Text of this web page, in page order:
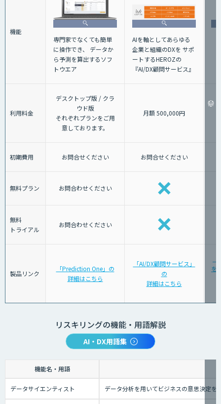
機能
専門家でなくても簡単
に操作でき、 データか
ら予測を算出するソフ
トウエア
AIを軸としてあらゆる
企業と組織のDXを サポ
ートするHEROZの
『AI/DX顧問サービス』
利用料金
デスクトップ版 / クラ
ウド版
それぞれプランをご用
意しております。
月額 500,000円
初期費用 お問合せください お問合せください
無料プラン お問合わせください
無料
トライアル
お問合わせください
製品リンク
「Prediction One」の
詳細はこちら
「AI/DX顧問サービス」
の
詳細はこちら
を
リスキリングの機能・用語解説
AI・DX用語集
機能名・用語
データサイエンティスト データ分析を用いてビジネスの意思決定